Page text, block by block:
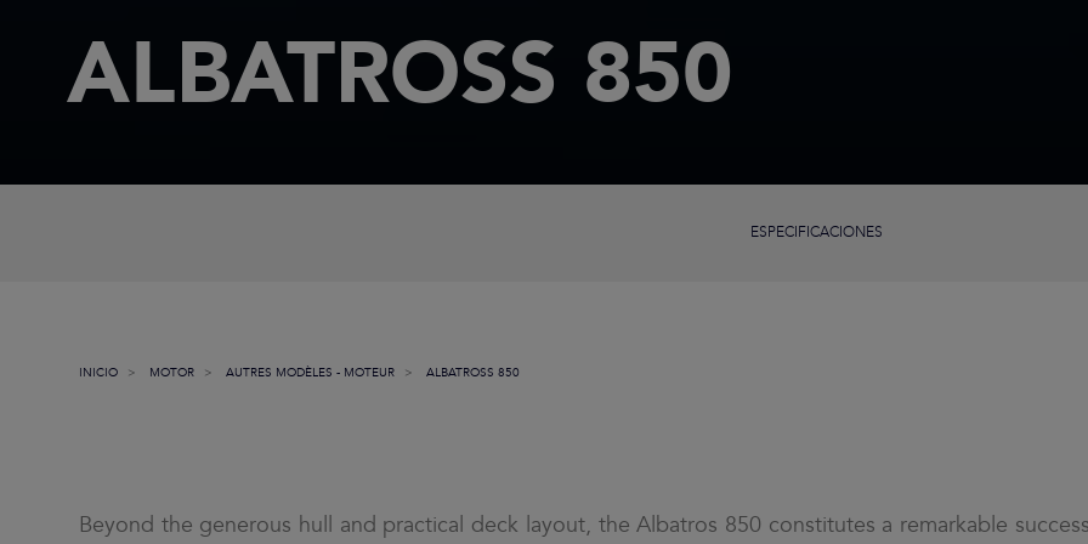
ALBATROSS 850
ESPECIFICACIONES
INICIO MOTOR AUTRES MODÈLES - MOTEUR ALBATROSS 850
Beyond the generous hull and practical deck layout, the Albatros 850 constitutes a remarkable